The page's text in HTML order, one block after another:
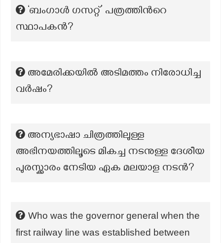
‘ബംഗാൾ ഗസറ്റ്’ പത്രത്തിന്‍റെ
സ്ഥാപകന്‍?
അമേരിക്കയിൽ അടിമത്തം നിരോധിച്ച
വർഷം?
അന്യഭാഷാ ചിത്രത്തിലുള്ള
അഭിനയത്തിലൂടെ മികച്ച നടനുള്ള ദേശീയ
പുരസ്ക്കാരം നേടിയ ഏക മലയാള നടൻ?
Who was the governor general when the
first railway line was established between